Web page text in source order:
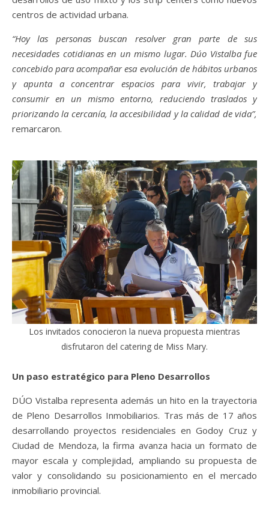
centros de actividad urbana.
“Hoy las personas buscan resolver gran parte de sus
necesidades cotidianas en un mismo lugar. Dúo Vistalba fue
concebido para acompañar esa evolución de hábitos urbanos
y apunta a concentrar espacios para vivir, trabajar y
consumir en un mismo entorno, reduciendo traslados y
priorizando la cercanía, la accesibilidad y la calidad de vida”,
remarcaron.
Los invitados conocieron la nueva propuesta mientras
disfrutaron del catering de Miss Mary.
Un paso estratégico para Pleno Desarrollos
DÚO Vistalba representa además un hito en la trayectoria
de Pleno Desarrollos Inmobiliarios. Tras más de 17 años
desarrollando proyectos residenciales en Godoy Cruz y
Ciudad de Mendoza, la firma avanza hacia un formato de
mayor escala y complejidad, ampliando su propuesta de
valor y consolidando su posicionamiento en el mercado
inmobiliario provincial.